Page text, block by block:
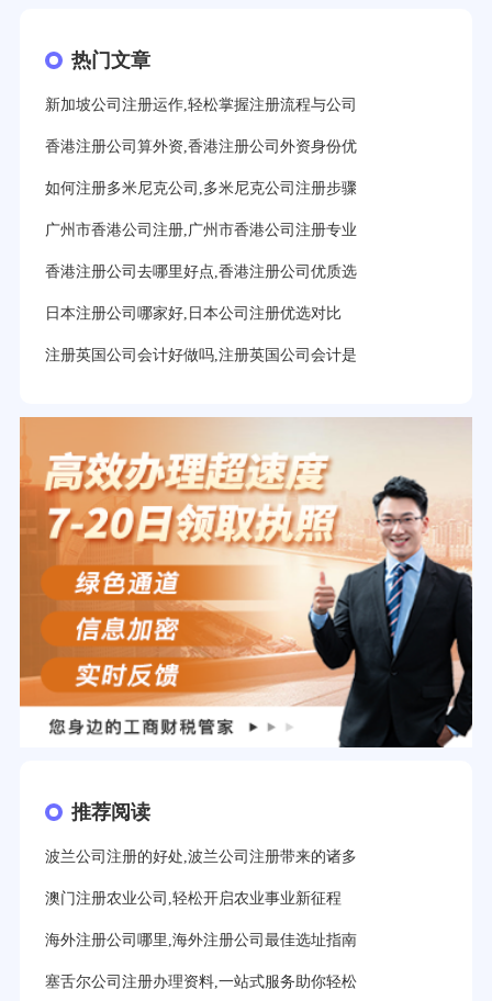
热门文章
新加坡公司注册运作,轻松掌握注册流程与公司
香港注册公司算外资,香港注册公司外资身份优
如何注册多米尼克公司,多米尼克公司注册步骤
广州市香港公司注册,广州市香港公司注册专业
香港注册公司去哪里好点,香港注册公司优质选
日本注册公司哪家好,日本公司注册优选对比
注册英国公司会计好做吗,注册英国公司会计是
推荐阅读
波兰公司注册的好处,波兰公司注册带来的诸多
澳门注册农业公司,轻松开启农业事业新征程
海外注册公司哪里,海外注册公司最佳选址指南
塞舌尔公司注册办理资料,一站式服务助你轻松